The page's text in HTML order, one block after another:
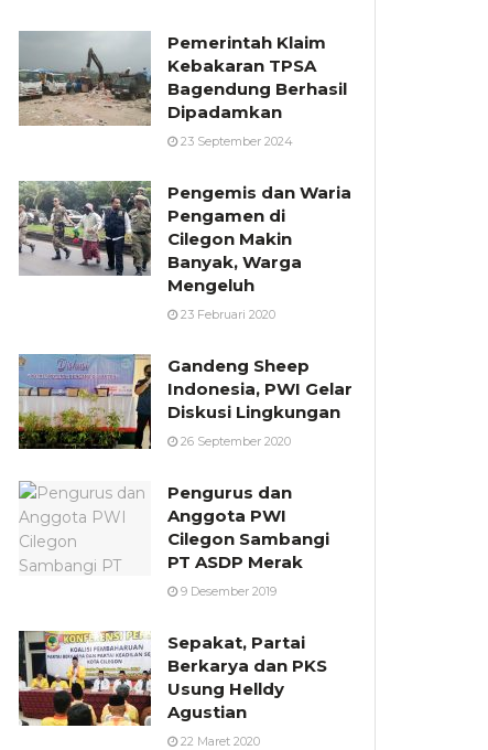
Pemerintah Klaim
Kebakaran TPSA
Bagendung Berhasil
Dipadamkan
23 September 2024
Pengemis dan Waria
Pengamen di
Cilegon Makin
Banyak, Warga
Mengeluh
23 Februari 2020
Gandeng Sheep
Indonesia, PWI Gelar
Diskusi Lingkungan
26 September 2020
Pengurus dan
Anggota PWI
Cilegon Sambangi
PT ASDP Merak
9 Desember 2019
Sepakat, Partai
Berkarya dan PKS
Usung Helldy
Agustian
22 Maret 2020